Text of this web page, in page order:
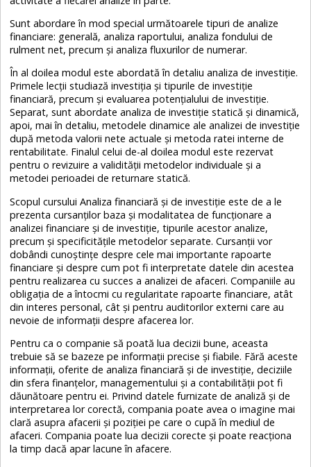
Sunt abordare în mod special următoarele tipuri de analize
financiare: generală, analiza raportului, analiza fondului de
rulment net, precum și analiza fluxurilor de numerar.
În al doilea modul este abordată în detaliu analiza de investiție.
Primele lecții studiază investiția și tipurile de investiție
financiară, precum și evaluarea potențialului de investiție.
Separat, sunt abordate analiza de investiție statică și dinamică,
apoi, mai în detaliu, metodele dinamice ale analizei de investiție
după metoda valorii nete actuale și metoda ratei interne de
rentabilitate. Finalul celui de-al doilea modul este rezervat
pentru o revizuire a validității metodelor individuale și a
metodei perioadei de returnare statică.
Scopul cursului Analiza financiară și de investiție este de a le
prezenta cursanților baza și modalitatea de funcționare a
analizei financiare și de investiție, tipurile acestor analize,
precum și specificitățile metodelor separate. Cursanții vor
dobândi cunoștințe despre cele mai importante rapoarte
financiare și despre cum pot fi interpretate datele din acestea
pentru realizarea cu succes a analizei de afaceri. Companiile au
obligația de a întocmi cu regularitate rapoarte financiare, atât
din interes personal, cât și pentru auditorilor externi care au
nevoie de informații despre afacerea lor.
Pentru ca o companie să poată lua decizii bune, aceasta
trebuie să se bazeze pe informații precise și fiabile. Fără aceste
informații, oferite de analiza financiară și de investiție, deciziile
din sfera finanțelor, managementului și a contabilității pot fi
dăunătoare pentru ei. Privind datele furnizate de analiză și de
interpretarea lor corectă, compania poate avea o imagine mai
clară asupra afacerii și poziției pe care o cupă în mediul de
afaceri. Compania poate lua decizii corecte și poate reacționa
la timp dacă apar lacune în afacere.